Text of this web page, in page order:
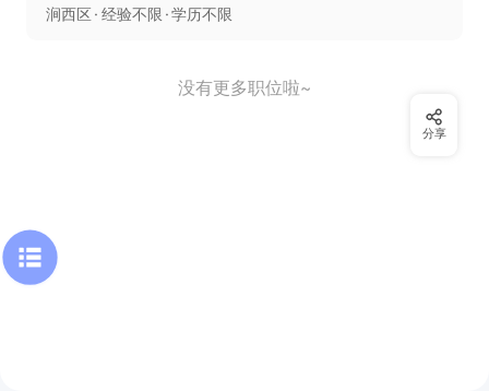
涧西区 经验不限 学历不限
没有更多职位啦~
分享